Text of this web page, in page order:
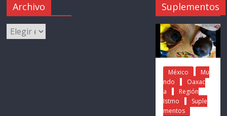
Archivo Suplementos
México
Mu
ndo
Oaxac
a
Región
Istmo
Suple
mentos